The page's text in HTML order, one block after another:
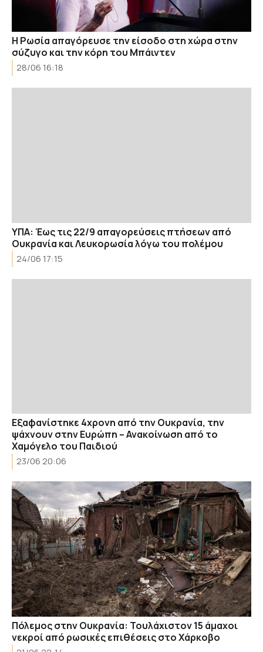
Η Ρωσία απαγόρευσε την είσοδο στη χώρα στην
σύζυγο και την κόρη του Μπάιντεν
28/06 16:18
ΥΠΑ: Έως τις 22/9 απαγορεύσεις πτήσεων από
Ουκρανία και Λευκορωσία λόγω του πολέμου
24/06 17:15
Εξαφανίστηκε 4χρονη από την Ουκρανία, την
ψάχνουν στην Ευρώπη – Ανακοίνωση από το
Χαμόγελο του Παιδιού
23/06 20:06
Πόλεμος στην Ουκρανία: Τουλάχιστον 15 άμαχοι
νεκροί από ρωσικές επιθέσεις στο Χάρκοβο